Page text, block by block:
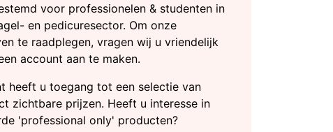
voor professionelen & studenten in
en pedicuresector. Om onze
te raadplegen, vragen wij u vriendelijk
account aan te maken.
heeft u toegang tot een selectie van
zichtbare prijzen. Heeft u interesse in
'professional only' producten?